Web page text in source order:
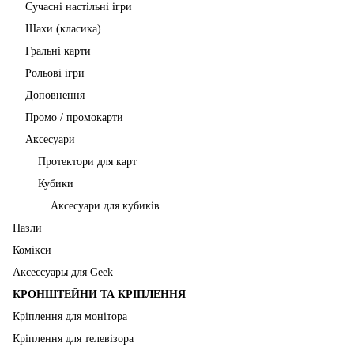
Сучасні настільні ігри
Шахи (класика)
Гральні карти
Рольові ігри
Доповнення
Промо / промокарти
Аксесуари
Протектори для карт
Кубики
Аксесуари для кубиків
Пазли
Комікси
Аксессуары для Geek
КРОНШТЕЙНИ ТА КРІПЛЕННЯ
Кріплення для монітора
Кріплення для телевізора